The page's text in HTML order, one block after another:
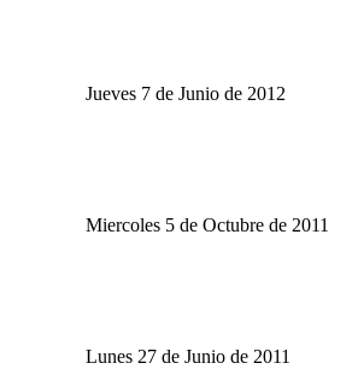
Jueves 7 de Junio de 2012
Miercoles 5 de Octubre de 2011
Lunes 27 de Junio de 2011